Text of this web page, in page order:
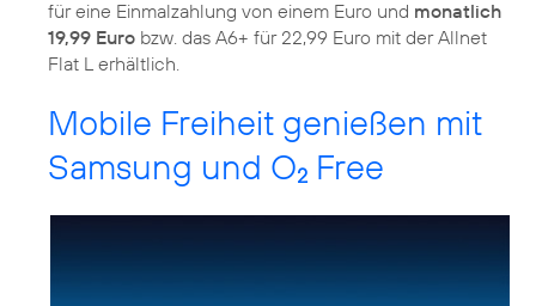
für eine Einmalzahlung von einem Euro und monatlich
19,99 Euro bzw. das A6+ für 22,99 Euro mit der Allnet
Flat L erhältlich.
Mobile Freiheit genießen mit
Samsung und O2 Free